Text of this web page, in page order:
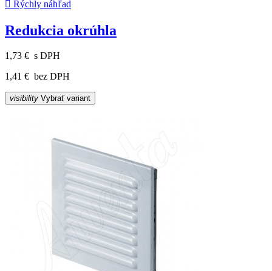
 Rýchly náhľad
Redukcia okrúhla
1,73 € s DPH
1,41 € bez DPH
visibility Vybrať variant